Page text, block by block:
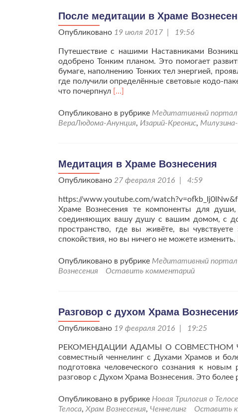
После медитации в Храме
Опубликовано 19 июля 2017 | 19:56
Путешествие с нашими Наставниками
одобрено Тонким планом. Это помогает
бумаге, наполнению Тонких тел энергией,
где получили определённые световые кодо-
что почерпнул Читать
проПосле
медитации
Телосе.
[…]
Опубликовано в рубрике Медитативный портал
ВераЛюдома-Анунция, Изарий-Креонис,
Медитация в Храме Вознесения
Опубликовано 27 февраля 2016 | 4:59
https://www.youtube.com/
Храме Вознесения те компоненты для
соединяющих вашу душу с вашим домом, с
пространство, где вы живёте, вы
спокойствия, но вы ничего не можете изменить.
Опубликовано в рубрике Медитативный портал
Вознесения
Оставить комментарий
Разговор с духом Храма
Опубликовано 19 февраля 2016 | 19:25
РЕКОМЕНДАЦИИ АДАМЫ О СОВМЕСТНОМ
совместный ченнелинг с Духами Храмов и
подготовка человеческого сознания к
разговор с Духом Храма Вознесения. Это
Опубликовано в рубрике Новая Трилогия о Телосе
Телоса, Храм Вознесения, Ченнелинг Оставить